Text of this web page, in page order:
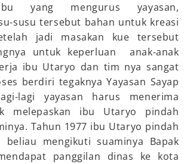
yang mengurus yayasan,
susu tersebut bahan untuk kreasi
jadi masakan kue tersebut
untuk keperluan anak-anak
ibu Utaryo dan tim nya sangat
berdiri tegaknya Yayasan Sayap
lagi yayasan harus menerima
melepaskan ibu Utaryo pindah
Tahun 1977 ibu Utaryo pindah
beliau mengikuti suaminya Bapak
panggilan dinas ke kota